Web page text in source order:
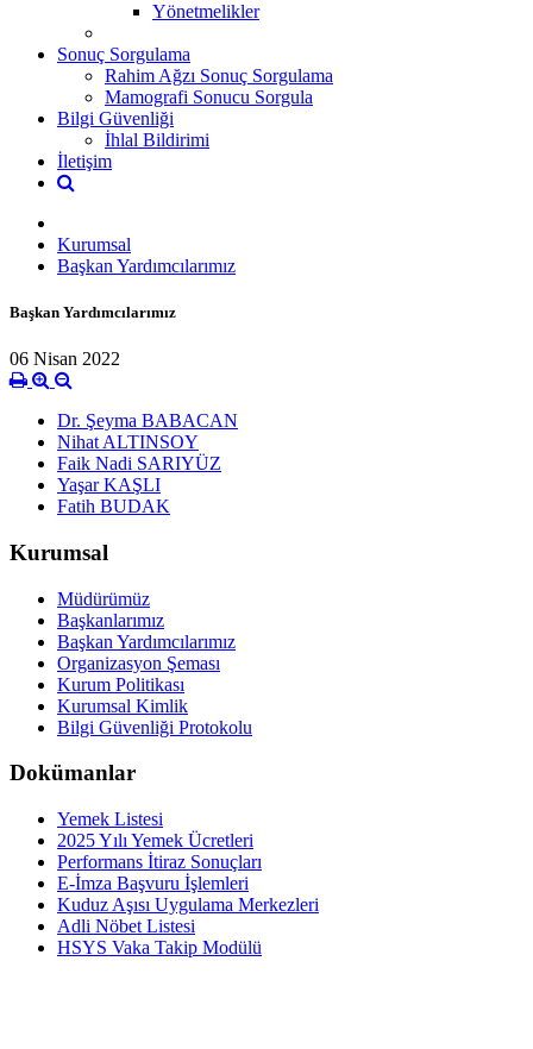
Yönetmelikler
Sonuç Sorgulama
Rahim Ağzı Sonuç Sorgulama
Mamografi Sonucu Sorgula
Bilgi Güvenliği
İhlal Bildirimi
İletişim
Kurumsal
Başkan Yardımcılarımız
Başkan Yardımcılarımız
06 Nisan 2022
Dr. Şeyma BABACAN
Nihat ALTINSOY
Faik Nadi SARIYÜZ
Yaşar KAŞLI
Fatih BUDAK
Kurumsal
Müdürümüz
Başkanlarımız
Başkan Yardımcılarımız
Organizasyon Şeması
Kurum Politikası
Kurumsal Kimlik
Bilgi Güvenliği Protokolu
Dokümanlar
Yemek Listesi
2025 Yılı Yemek Ücretleri
Performans İtiraz Sonuçları
E-İmza Başvuru İşlemleri
Kuduz Aşısı Uygulama Merkezleri
Adli Nöbet Listesi
HSYS Vaka Takip Modülü